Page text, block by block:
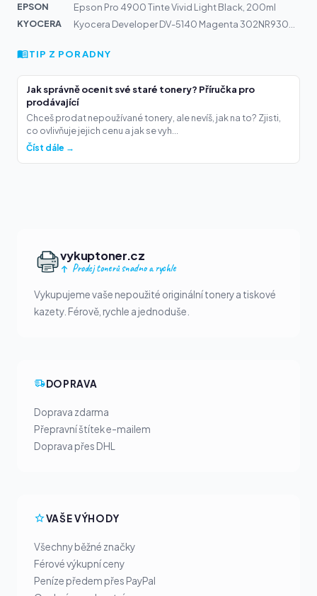
EPSON
Epson Pro 4900 Tinte Vivid Light Black, 200ml
KYOCERA
TIP Z PORADNY
Jak správně ocenit své staré tonery? Příručka pro
prodávající
Chceš prodat nepoužívané tonery, ale nevíš, jak na to? Zjisti,
co ovlivňuje jejich cenu a jak se vyh...
Číst dále →
vykuptoner.cz
Prodej tonerů snadno a rychle
Vykupujeme vaše nepoužité originální tonery a tiskové
kazety. Férově, rychle a jednoduše.
DOPRAVA
Doprava zdarma
Přepravní štítek e-mailem
Doprava přes DHL
VAŠE VÝHODY
Všechny běžné značky
Férové výkupní ceny
Peníze předem přes PayPal